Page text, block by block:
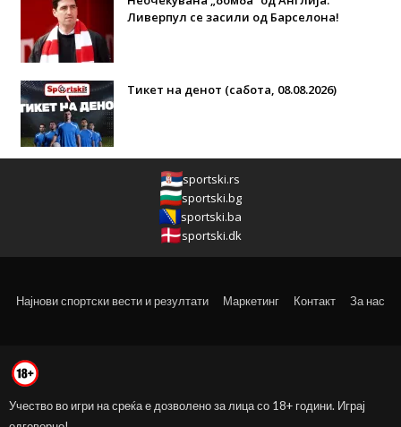
Ливерпул се засили од Барселона!
Тикет на денот (сабота, 08.08.2026)
sportski.rs
sportski.bg
sportski.ba
sportski.dk
Најнови спортски вести и резултати Маркетинг Контакт За нас
Учество во игри на среќа е дозволено за лица со 18+ години. Играј